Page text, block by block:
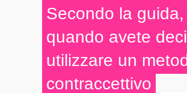
Secondo la guida,
quando avete
utilizzare un
contraccettivo